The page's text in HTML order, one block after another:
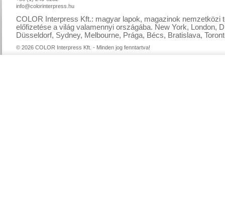
info@colorinterpress.hu
COLOR Interpress Kft.: magyar lapok, magazinok nemzetközi
előfizetése a világ valamennyi országába. New York, London,
Düsseldorf, Sydney, Melbourne, Prága, Bécs, Bratislava,
© 2026 COLOR Interpress Kft. - Minden jog fenntartva!